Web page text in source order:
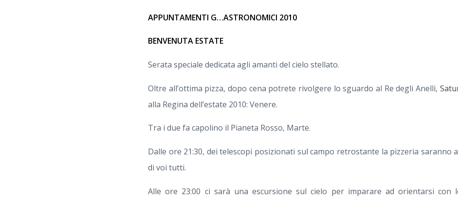
APPUNTAMENTI G…ASTRONOMICI 2010
BENVENUTA ESTATE
Serata speciale dedicata agli amanti del cielo stellato.
Oltre all’ottima pizza, dopo cena potrete rivolgere lo sguardo al Re degli Anelli,
alla Regina dell’estate 2010: Venere.
Tra i due fa capolino il Pianeta Rosso, Marte.
Dalle ore 21:30, dei telescopi posizionati sul campo retrostante la pizzeria saranno
di voi tutti.
Alle ore 23:00 ci sarà una escursione sul cielo per imparare ad orientarsi con